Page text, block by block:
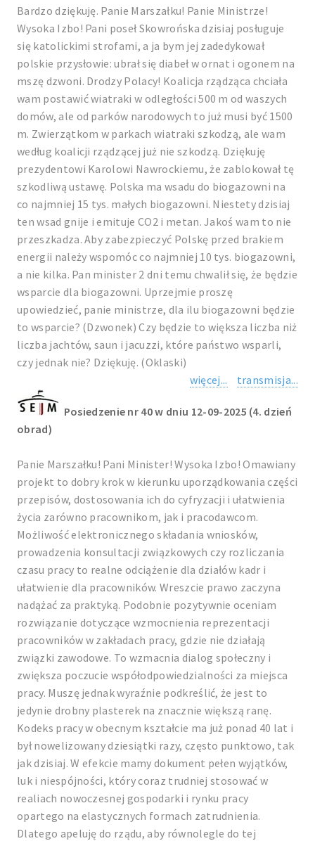
Bardzo dziękuję. Panie Marszałku! Panie Ministrze!
Wysoka Izbo! Pani poseł Skowrońska dzisiaj posługuje
się katolickimi strofami, a ja bym jej zadedykował
polskie przysłowie: ubrał się diabeł w ornat i ogonem na
mszę dzwoni. Drodzy Polacy! Koalicja rządząca chciała
wam postawić wiatraki w odległości 500 m od waszych
domów, ale od parków narodowych to już musi być 1500
m. Zwierzątkom w parkach wiatraki szkodzą, ale wam
według koalicji rządzącej już nie szkodzą. Dziękuję
prezydentowi Karolowi Nawrockiemu, że zablokował tę
szkodliwą ustawę. Polska ma wsadu do biogazowni na
co najmniej 15 tys. małych biogazowni. Niestety dzisiaj
ten wsad gnije i emituje CO2 i metan. Jakoś wam to nie
przeszkadza. Aby zabezpieczyć Polskę przed brakiem
energii należy wspomóc co najmniej 10 tys. biogazowni,
a nie kilka. Pan minister 2 dni temu chwalił się, że będzie
wsparcie dla biogazowni. Uprzejmie proszę
upowiedzieć, panie ministrze, dla ilu biogazowni będzie
to wsparcie? (Dzwonek) Czy będzie to większa liczba niż
liczba jachtów, saun i jacuzzi, które państwo wsparli,
czy jednak nie? Dziękuję. (Oklaski)
więcej...
transmisja...
Posiedzenie nr 40 w dniu 12-09-2025 (4. dzień
obrad)
Panie Marszałku! Pani Minister! Wysoka Izbo! Omawiany
projekt to dobry krok w kierunku uporządkowania części
przepisów, dostosowania ich do cyfryzacji i ułatwienia
życia zarówno pracownikom, jak i pracodawcom.
Możliwość elektronicznego składania wniosków,
prowadzenia konsultacji związkowych czy rozliczania
czasu pracy to realne odciążenie dla działów kadr i
ułatwienie dla pracowników. Wreszcie prawo zaczyna
nadążać za praktyką. Podobnie pozytywnie oceniam
rozwiązanie dotyczące wzmocnienia reprezentacji
pracowników w zakładach pracy, gdzie nie działają
związki zawodowe. To wzmacnia dialog społeczny i
zwiększa poczucie współodpowiedzialności za miejsca
pracy. Muszę jednak wyraźnie podkreślić, że jest to
jedynie drobny plasterek na znacznie większą ranę.
Kodeks pracy w obecnym kształcie ma już ponad 40 lat i
był nowelizowany dziesiątki razy, często punktowo, tak
jak dzisiaj. W efekcie mamy dokument pełen wyjątków,
luk i niespójności, który coraz trudniej stosować w
realiach nowoczesnej gospodarki i rynku pracy
opartego na elastycznych formach zatrudnienia.
Dlatego apeluję do rządu, aby równolegle do tej